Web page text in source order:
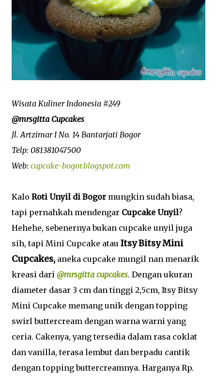
Wisata Kuliner Indonesia #249
@mrsgitta Cupcakes
Jl. Artzimar I No. 14 Bantarjati Bogor
Telp: 081381047500
Web: cupcake-bogor.blogspot.com
Kalo Roti Unyil di Bogor mungkin sudah biasa,
tapi pernahkah mendengar Cupcake Unyil?
Hehehe, sebenernya bukan cupcake unyil juga
sih, tapi Mini Cupcake atau Itsy Bitsy Mini
Cupcakes, aneka cupcake mungil nan menarik
kreasi dari @mrsgitta cupcakes. Dengan ukuran
diameter dasar 3 cm dan tinggi 2,5cm, Itsy Bitsy
Mini Cupcake memang unik dengan topping
swirl buttercream dengan warna warni yang
ceria. Cakenya, yang tersedia dalam rasa coklat
dan vanilla, terasa lembut dan berpadu cantik
dengan topping buttercreamnya. Harganya Rp.